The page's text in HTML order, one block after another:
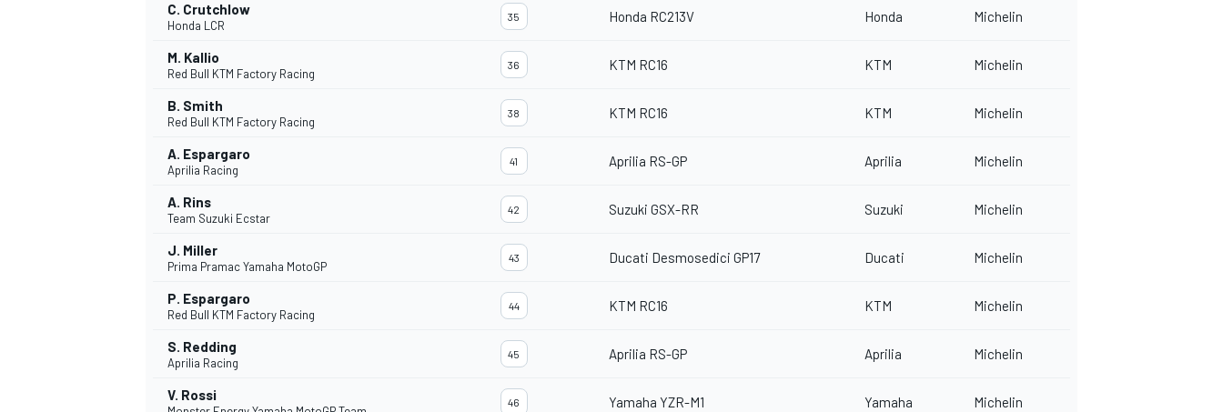
C. Crutchlow
Honda LCR
35 Honda RC213V Honda Michelin
M. Kallio
Red Bull KTM Factory Racing
36 KTM RC16 KTM Michelin
B. Smith
Red Bull KTM Factory Racing
38 KTM RC16 KTM Michelin
A. Espargaro
Aprilia Racing
41 Aprilia RS-GP Aprilia Michelin
A. Rins
Team Suzuki Ecstar
42 Suzuki GSX-RR Suzuki Michelin
J. Miller
Prima Pramac Yamaha MotoGP
43 Ducati Desmosedici GP17 Ducati Michelin
P. Espargaro
Red Bull KTM Factory Racing
44 KTM RC16 KTM Michelin
S. Redding
Aprilia Racing
45 Aprilia RS-GP Aprilia Michelin
V. Rossi 46 Yamaha YZR-M1 Yamaha Michelin